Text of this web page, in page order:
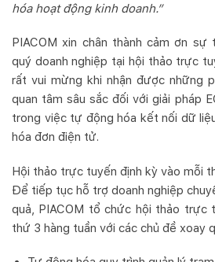
hóa hoạt động kinh doanh.”
PIACOM xin chân thành cảm ơn sự
quý doanh nghiệp tại hội thảo trực
rất vui mừng khi nhận được những
quan tâm sâu sắc đối với giải pháp
trong việc tự động hóa kết nối dữ
hóa đơn điện tử.
Hội thảo trực tuyến định kỳ vào mỗi
Để tiếp tục hỗ trợ doanh nghiệp
quả, PIACOM tổ chức hội thảo trực
thứ 3 hàng tuần với các chủ đề xoay